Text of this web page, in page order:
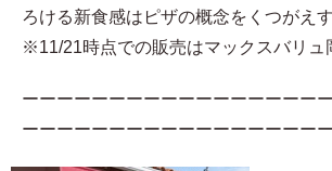
ろける新食感はピザの概念をくつがえす
※11/21時点での販売はマックスバリュ
ーーーーーーーーーーーーーーーーー
ーーーーーーーーーーーーーーーーーー